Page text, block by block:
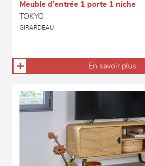
Meuble d’entrée 1 porte 1 niche
TOKYO
GIRARDEAU
En savoir plus